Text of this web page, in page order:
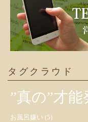
タグクラウド
”真の”才
お風呂嫌い (5)